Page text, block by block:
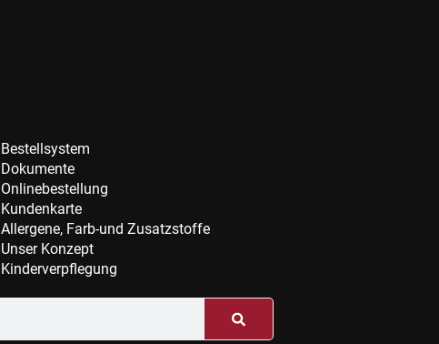
Bestellsystem
Dokumente
Onlinebestellung
Kundenkarte
Allergene, Farb-und Zusatzstoffe
Unser Konzept
Kinderverpflegung